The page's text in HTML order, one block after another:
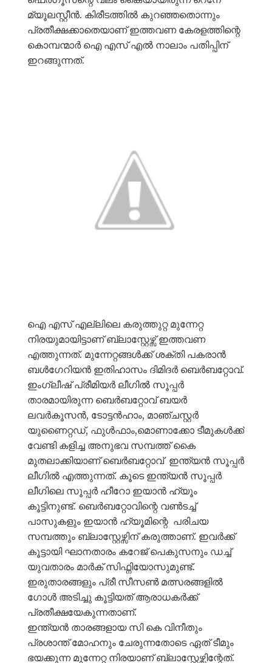
മ്യൂലസ്റ്റീൻ. കിരീടത്തിൽ കുറഞ്ഞതൊന്നും
പ്രതീക്ഷക്കാതെയാണ് ഇത്തവണ കേരളത്തിന്റെ
കൊമ്പന്മാർ ഐ എസ് എൽ നാലാം പതിപ്പിന്
ഇറങ്ങുന്നത്.
ഐ എസ് എല്ലിലെ കരുത്തുറ്റ മുന്നേറ്റ
നിരയുമായിട്ടാണ് ബ്ലാസ്റ്റേഴ്സ് ഇത്തവണ
എത്തുന്നത്. മുന്നേറ്റങ്ങൾക്ക് ശക്തി പകരാൻ
ബൾഗേറിയൻ ഇതിഹാസം ദിമിദർ ബെർബറ്റോവ്.
ഇംഗ്ലീഷ് പ്രീമിയർ ലീഗിൽ സൂപ്പർ
താരമായിരുന്ന ബെർബറ്റോവ് ബയർ
ലവർകൂസൻ, ടോട്ടൻഹാം, മാഞ്ചസ്റ്റർ
യുണൈറ്റഡ്, ഫുൾഫാം,മൊണാക്കോ ടീമുകൾക്ക്
വേണ്ടി കളിച്ച അനുഭവ സമ്പത്ത് കൈ
മുതലാക്കിയാണ് ബെർബറ്റോവ് ഇന്ത്യൻ സൂപ്പർ
ലീഗിൽ എത്തുന്നത്. കൂടെ ഇന്ത്യൻ സൂപ്പർ
ലീഗിലെ സൂപ്പർ ഹീറോ ഇയാൻ ഹ്യൂം
കൂട്ടിനുണ്ട്. ബെർബറ്റോവിന്റെ വൺടച്ച്
പാസുകളും ഇയാൻ ഹ്യൂമിന്റെ പരിചയ
സമ്പത്തും ബ്ലാസ്റ്റേഴ്സിന് കരുത്താണ്. ഇവർക്ക്
കൂട്ടായി ഘാനതാരം കറേജ് പെകുസനും ഡച്ച്
യുവതാരം മാർക് സിഫ്നിയോസുമുണ്ട്.
ഇരുതാരങ്ങളും പ്രീ സീസൺ മത്സരങ്ങളിൽ
ഗോൾ അടിച്ചു കൂട്ടിയത് ആരാധകർക്ക്
പ്രതീക്ഷയേകുന്നതാണ്.
ഇന്ത്യൻ താരങ്ങളായ സി കെ വിനീതും
പ്രശാന്ത് മോഹനും ചേരുന്നതോടെ ഏത് ടീമും
ഭയക്കുന്ന മുന്നേറ്റ നിരയാണ് ബ്ലാസ്റ്റേഴ്സിന്റേത്.